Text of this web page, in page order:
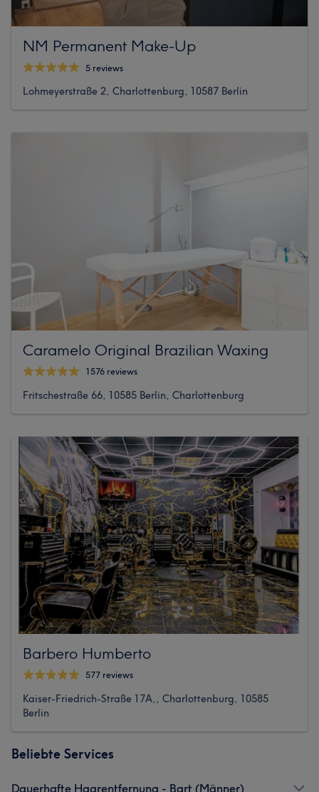
NM Permanent Make-Up
5 reviews
Lohmeyerstraße 2, Charlottenburg, 10587 Berlin
Caramelo Original Brazilian Waxing
1576 reviews
Fritschestraße 66, 10585 Berlin, Charlottenburg
Barbero Humberto
577 reviews
Kaiser-Friedrich-Straße 17A,, Charlottenburg, 10585
Berlin
Beliebte Services
Dauerhafte Haarentfernung - Bart (Männer)